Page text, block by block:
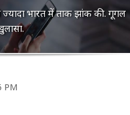
भारत में ताक झांक की. गूगल
PM